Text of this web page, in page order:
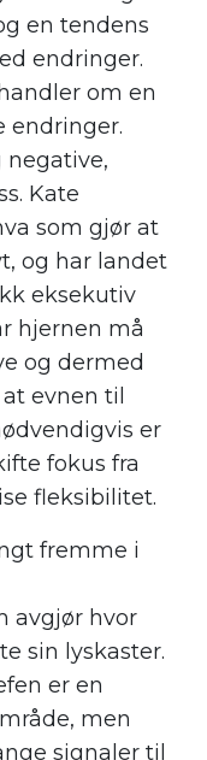
en tendens
endringer.
om en
endringer.
negative,
Kate
som gjør at
og har landet
eksekutiv
hjernen må
og dermed
evnen til
er
fokus fra
fleksibilitet.
fremme i
avgjør hvor
sin lyskaster.
er en
men
signaler til